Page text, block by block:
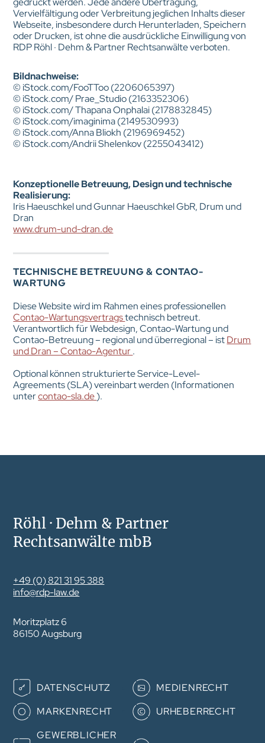
Vervielfältigung oder Verbreitung jeglichen Inhalts dieser
Webseite, insbesondere durch Herunterladen, Speichern
oder Drucken, ist ohne die ausdrückliche Einwilligung von
RDP Röhl · Dehm & Partner Rechtsanwälte verboten.
Bildnachweise:
© iStock.com/FooTToo (2206065397)
© iStock.com/ Prae_Studio (2163352306)
© iStock.com/ Thapana Onphalai (2178832845)
© iStock.com/imaginima (2149530993)
© iStock.com/Anna Bliokh (2196969452)
© iStock.com/Andrii Shelenkov (2255043412)
Konzeptionelle Betreuung, Design und technische
Realisierung:
Iris Haeuschkel und Gunnar Haeuschkel GbR, Drum und
Dran
www.drum-und-dran.de
TECHNISCHE BETREUUNG & CONTAO-
WARTUNG
Diese Website wird im Rahmen eines professionellen
Contao-Wartungsvertragstechnisch betreut.
Verantwortlich für Webdesign, Contao-Wartung und
Contao-Betreuung – regional und überregional – istDrum
und Dran – Contao-Agentur.
Optional können strukturierte Service-Level-
Agreements (SLA) vereinbart werden (Informationen
untercontao-sla.de).
Röhl · Dehm & Partner
Rechtsanwälte mbB
+49 (0) 821 31 95 388
info@rdp-law.de
Moritzplatz 6
86150 Augsburg
Navigation
überspringen
DATENSCHUTZ
MEDIENRECHT
MARKENRECHT
URHEBERRECHT
GEWERB­­LICHER